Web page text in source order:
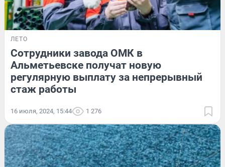
ЛЕТО
Сотрудники завода ОМК в
Альметьевске получат новую
регулярную выплату за непрерывный
стаж работы
16 июля, 2024, 15:44 1 276